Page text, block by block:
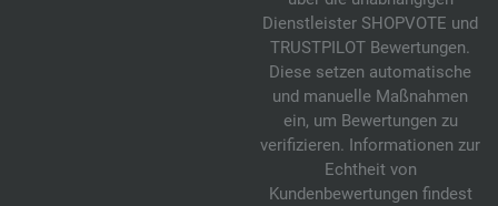
Dienstleister SHOPVOTE und
TRUSTPILOT Bewertungen.
Diese setzen automatische
und manuelle Maßnahmen
ein, um Bewertungen zu
verifizieren. Informationen zur
Echtheit von
Kundenbewertungen findest